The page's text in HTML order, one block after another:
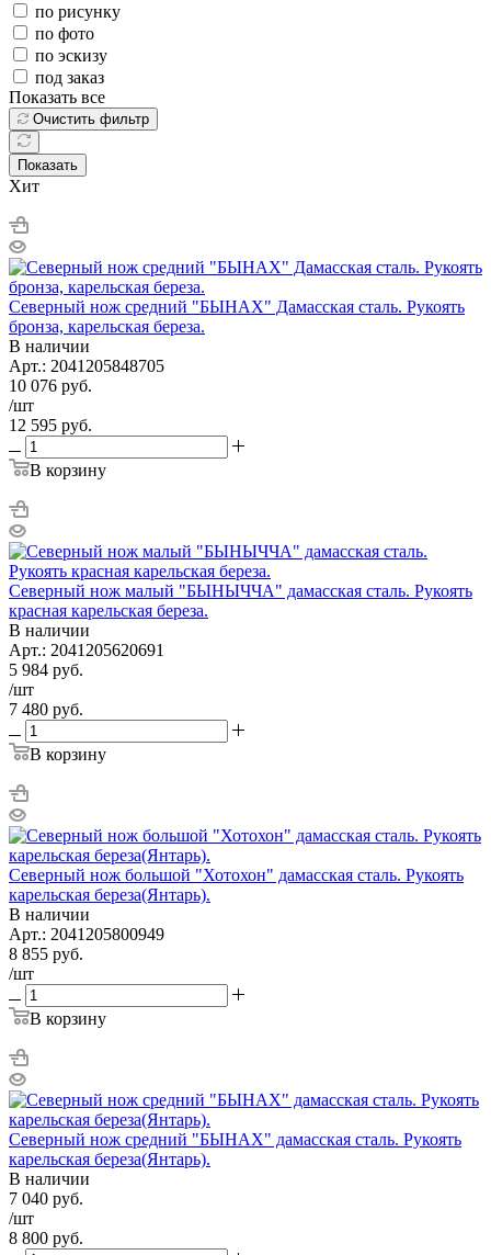
по рисунку
по фото
по эскизу
под заказ
Показать все
Очистить фильтр
Показать
Хит
Северный нож средний "БЫHAХ" Дамасская сталь. Рукоять
бронза, карельская береза.
В наличии
Арт.: 2041205848705
10 076 руб.
/шт
12 595 руб.
В корзину
Северный нож малый "БЫHЫЧЧА" дамасская сталь. Рукоять
красная карельская береза.
В наличии
Арт.: 2041205620691
5 984 руб.
/шт
7 480 руб.
В корзину
Северный нож большой "Хотохон" дамасская сталь. Рукоять
карельская береза(Янтарь).
В наличии
Арт.: 2041205800949
8 855 руб.
/шт
В корзину
Северный нож средний "БЫHAХ" дамасская сталь. Рукоять
карельская береза(Янтарь).
В наличии
7 040 руб.
/шт
8 800 руб.